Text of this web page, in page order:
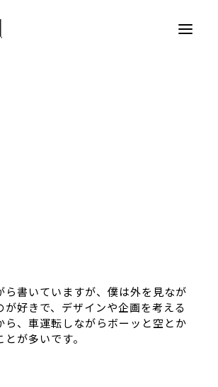
ら書いていますが、僕は外を見なが
が好きで、デザインや企画を考える
ら、車運転しながらボーッと空とか
が多いです。